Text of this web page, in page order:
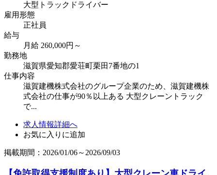
大型トラックドライバー
雇用形態
正社員
給与
月給 260,000円～
勤務地
滋賀県愛知郡愛荘町栗田7番地の1
仕事内容
滋賀建機株式会社のグループ企業のため、滋賀建機株
式会社の仕事が90％以上ある 大型クレーントラック
で...
求人情報詳細へ
お気に入りに追加
掲載期間：2026/01/06～2026/09/03